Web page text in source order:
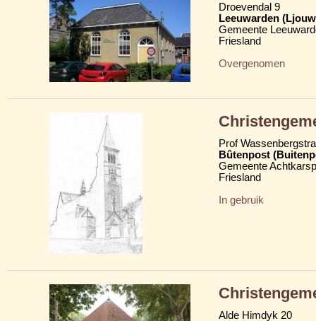
Droevendal 9
Leeuwarden
Gemeente
Friesland
Overgenomen
Prof
Bûtenpost
Gemeente
Friesland
In gebruik
Alde Himdyk 20